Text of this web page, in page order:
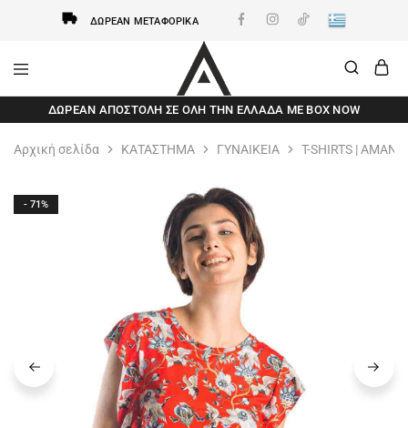
ΔΩΡΕΆΝ ΜΕΤΑΦΟΡΙΚΆ
AxidWear
Παιδικά
,
,
Ανδρικά
ΔΩΡΕΆΝ ΑΠΟΣΤΟΛΗ ΣΕ ΌΛΗ ΤΗΝ ΕΛΛΆΔΑ ΜΕ BOX NOW
Αρχική σελίδα ΚΑΤΑΣΤΗΜΑ ΓΥΝΑΙΚΕΙΑ T-SHIRTS |
- 71%